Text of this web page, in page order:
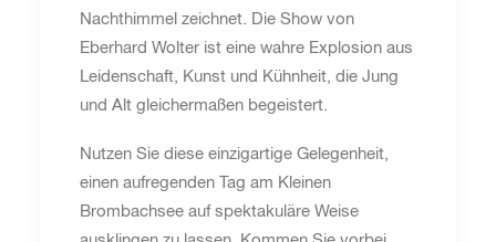
Nachthimmel zeichnet. Die Show von
Eberhard Wolter ist eine wahre Explosion aus
Leidenschaft, Kunst und Kühnheit, die Jung
und Alt gleichermaßen begeistert.
Nutzen Sie diese einzigartige Gelegenheit,
einen aufregenden Tag am Kleinen
Brombachsee auf spektakuläre Weise